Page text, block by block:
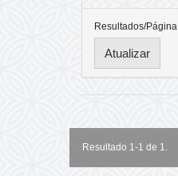
Resultados/Página
Resultado 1-1 de 1.